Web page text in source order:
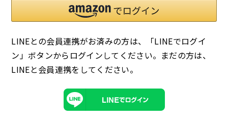
アウトレット 補助食品
LINEとの会員連携がお済みの方は、「LINEでログイ
ン」ボタンからログインしてください。まだの方は、
LINEと会員連携をしてください。